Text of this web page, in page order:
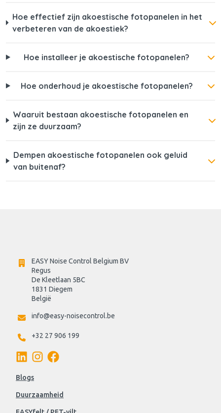
Hoe effectief zijn akoestische fotopanelen in het
verbeteren van de akoestiek?
Hoe installeer je akoestische fotopanelen?
Hoe onderhoud je akoestische fotopanelen?
Waaruit bestaan akoestische fotopanelen en
zijn ze duurzaam?
Dempen akoestische fotopanelen ook geluid
van buitenaf?
EASY Noise Control Belgium BV
Regus
De Kleetlaan 5BC
1831 Diegem
België
info@easy-noisecontrol.be
+32 27 906 199
Blogs
Duurzaamheid